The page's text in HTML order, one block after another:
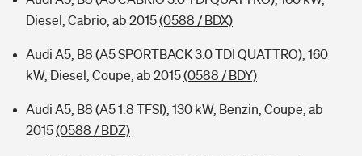
Diesel, Cabrio, ab 2015(0588 / BDX)
Audi A5, B8 (A5 SPORTBACK 3.0 TDI QUATTRO), 160
kW, Diesel, Coupe, ab 2015(0588 / BDY)
Audi A5, B8 (A5 1.8 TFSI), 130 kW, Benzin, Coupe, ab
2015(0588 / BDZ)